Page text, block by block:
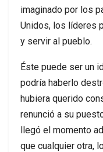
imaginado por los
Unidos, los líderes
y servir al pueblo.
Éste puede ser un
podría haberlo
hubiera querido
renunció a su
llegó el momento
que cualquier otra,